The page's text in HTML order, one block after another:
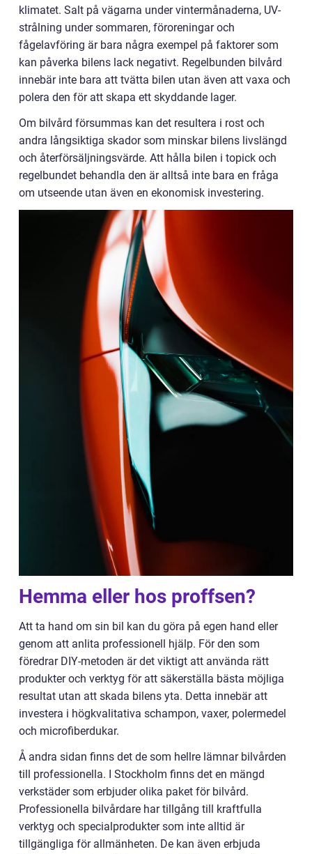
klimatet. Salt på vägarna under vintermånaderna, UV-
strålning under sommaren, föroreningar och
fågelavföring är bara några exempel på faktorer som
kan påverka bilens lack negativt. Regelbunden bilvård
innebär inte bara att tvätta bilen utan även att vaxa och
polera den för att skapa ett skyddande lager.
Om bilvård försummas kan det resultera i rost och
andra långsiktiga skador som minskar bilens livslängd
och återförsäljningsvärde. Att hålla bilen i topick och
regelbundet behandla den är alltså inte bara en fråga
om utseende utan även en ekonomisk investering.
Hemma eller hos proffsen?
Att ta hand om sin bil kan du göra på egen hand eller
genom att anlita professionell hjälp. För den som
föredrar DIY-metoden är det viktigt att använda rätt
produkter och verktyg för att säkerställa bästa möjliga
resultat utan att skada bilens yta. Detta innebär att
investera i högkvalitativa schampon, vaxer, polermedel
och microfiberdukar.
Å andra sidan finns det de som hellre lämnar bilvården
till professionella. I Stockholm finns det en mängd
verkstäder som erbjuder olika paket för bilvård.
Professionella bilvårdare har tillgång till kraftfulla
verktyg och specialprodukter som inte alltid är
tillgängliga för allmänheten. De kan även erbjuda